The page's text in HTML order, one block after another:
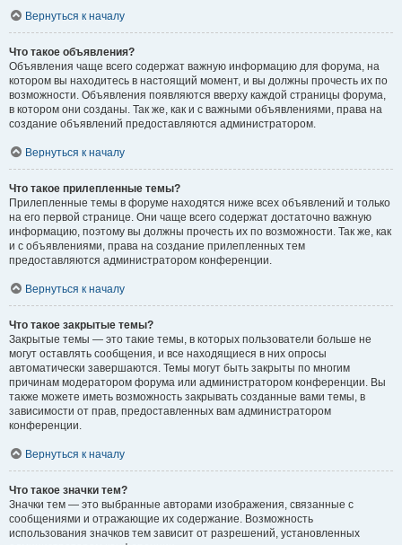
Вернуться к началу
Что такое объявления?
Объявления чаще всего содержат важную информацию для форума, на
котором вы находитесь в настоящий момент, и вы должны прочесть их по
возможности. Объявления появляются вверху каждой страницы форума,
в котором они созданы. Так же, как и с важными объявлениями, права на
создание объявлений предоставляются администратором.
Вернуться к началу
Что такое прилепленные темы?
Прилепленные темы в форуме находятся ниже всех объявлений и только
на его первой странице. Они чаще всего содержат достаточно важную
информацию, поэтому вы должны прочесть их по возможности. Так же, как
и с объявлениями, права на создание прилепленных тем
предоставляются администратором конференции.
Вернуться к началу
Что такое закрытые темы?
Закрытые темы — это такие темы, в которых пользователи больше не
могут оставлять сообщения, и все находящиеся в них опросы
автоматически завершаются. Темы могут быть закрыты по многим
причинам модератором форума или администратором конференции. Вы
также можете иметь возможность закрывать созданные вами темы, в
зависимости от прав, предоставленных вам администратором
конференции.
Вернуться к началу
Что такое значки тем?
Значки тем — это выбранные авторами изображения, связанные с
сообщениями и отражающие их содержание. Возможность
использования значков тем зависит от разрешений, установленных